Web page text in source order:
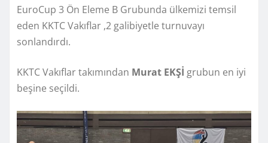
EuroCup 3 Ön Eleme B Grubunda ülkemizi temsil
eden KKTC Vakıflar ,2 galibiyetle turnuvayı
sonlandırdı.
KKTC Vakıflar takımından Murat EKŞİ grubun en iyi
beşine seçildi.